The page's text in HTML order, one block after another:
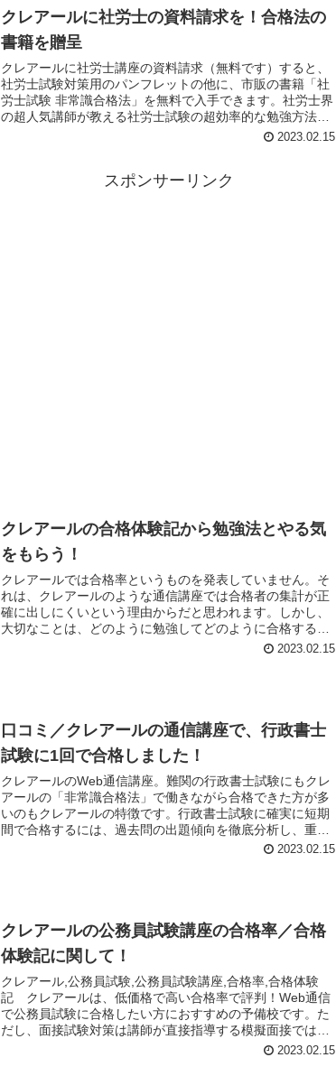
クレアールに社労士の資料請求を！合格法の
書籍を贈呈
クレアールに社労士講座の資料請求（無料です）すると、
社労士試験対策用のパンフレットの他に、市販の書籍「社
労士試験 非常識合格法」を無料で入手できます。社労士界
の超人気講師が教える社労士試験の超効率的な勉強方法が
2023.02.15
スポンサーリンク
クレアールの合格体験記から勉強法とやる気
をもらう！
クレアールでは合格率というものを発表していません。そ
れは、クレアールのような通信講座では合格者の集計が正
確に出しにくいという理由からだと思われます。しかし、
大切なことは、どのように勉強してどのように合格する
か、その方法やモチベーションを合格者の体験記から読取
2023.02.15
口コミ／クレアールの通信講座で、行政書士
試験に1回で合格しました！
クレアールのWeb通信講座。難関の行政書士試験にもクレ
アールの「非常識合格法」で働きながら合格できた方が多
いのもクレアールの特徴です。行政書士試験に確実に短期
間で合格するには、過去問の出題傾向を徹底分析し、重点
的に学習する箇所を絞り込む必要があります。
2023.02.15
クレアールの公務員試験講座の合格率／合格
体験記に関して！
クレアール,公務員試験,公務員試験講座,合格率,合格体験
記 クレアールは、低価格で高い合格率で評判！Web通信
で公務員試験に合格したい方におすすめの予備校です。た
だし、面接試験対策は講師が直接指導する模擬面接ではな
く、映像での面接対策講座とエントリーシート添削などを
2023.02.15